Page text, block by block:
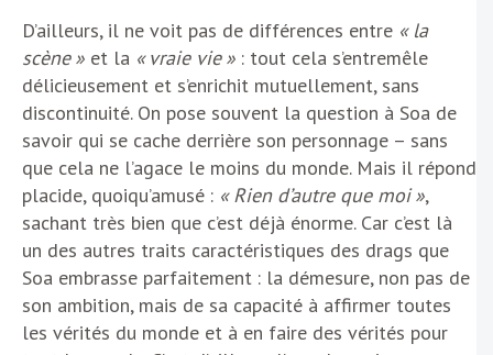
D’ailleurs, il ne voit pas de différences entre « la
scène » et la « vraie vie » : tout cela s’entremêle
délicieusement et s’enrichit mutuellement, sans
discontinuité. On pose souvent la question à Soa de
savoir qui se cache derrière son personnage – sans
que cela ne l’agace le moins du monde. Mais il répond
placide, quoiqu’amusé : « Rien d’autre que moi »,
sachant très bien que c’est déjà énorme. Car c’est là
un des autres traits caractéristiques des drags que
Soa embrasse parfaitement : la démesure, non pas de
son ambition, mais de sa capacité à affirmer toutes
les vérités du monde et à en faire des vérités pour